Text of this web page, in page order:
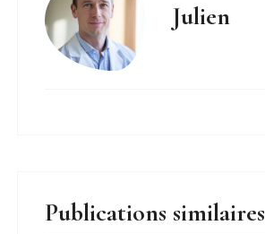
Julien
Publications similaires